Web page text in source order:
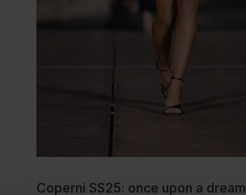
Coperni SS25: once upon a dream